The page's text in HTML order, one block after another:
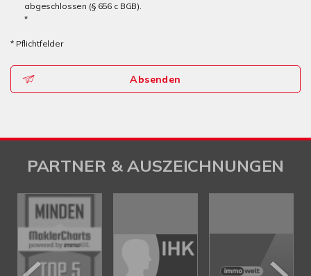
abgeschlossen (§ 656 c BGB).
*
* Pflichtfelder
Absenden
PARTNER & AUSZEICHNUNGEN